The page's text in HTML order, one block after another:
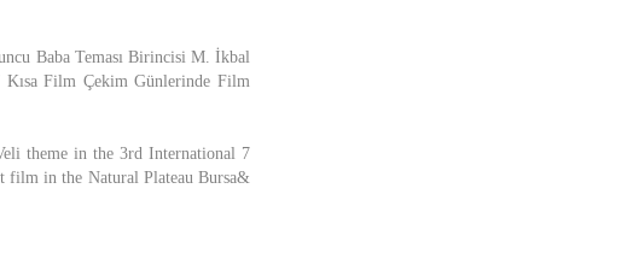
Baba Teması Birincisi M. İkbal
Film Çekim Günlerinde Film
theme in the 3rd International 7
film in the Natural Plateau Bursa&